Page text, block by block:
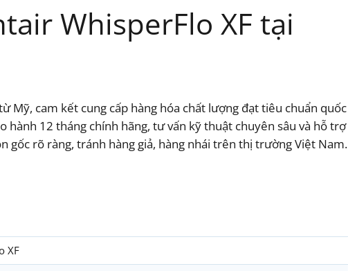
WhisperFlo XF tại
Mỹ, cam kết cung cấp hàng hóa chất lượng đạt tiêu chuẩn quốc
hành 12 tháng chính hãng, tư vấn kỹ thuật chuyên sâu và hỗ trợ
gốc rõ ràng, tránh hàng giả, hàng nhái trên thị trường Việt Nam.
XF